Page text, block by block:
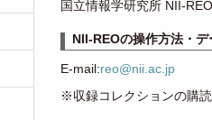
国立情報学研究所 NII-
NII-REOの操作方法・
E-mail:reo@nii.ac.jp
※収録コレクションの購